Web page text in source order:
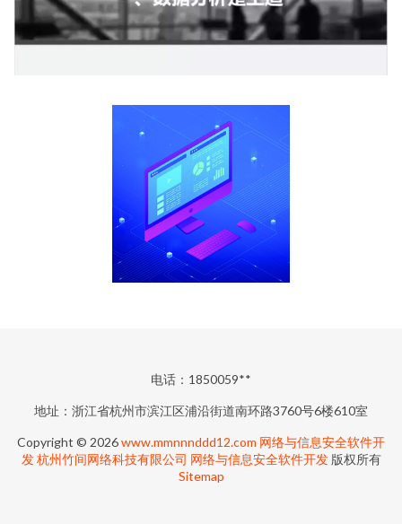
电话：1850059**
地址：浙江省杭州市滨江区浦沿街道南环路3760号6楼610室
Copyright © 2026www.mmnnnddd12.com 网络与信息安全软件开
发 杭州竹间网络科技有限公司 网络与信息安全软件开发版权所有
Sitemap